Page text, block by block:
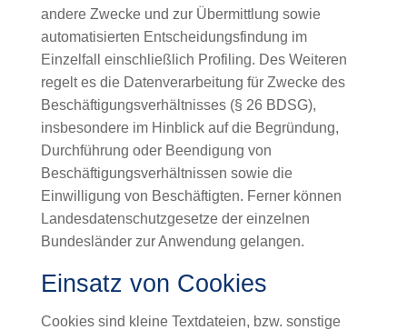
andere Zwecke und zur Übermittlung sowie
automatisierten Entscheidungsfindung im
Einzelfall einschließlich Profiling. Des Weiteren
regelt es die Datenverarbeitung für Zwecke des
Beschäftigungsverhältnisses (§ 26 BDSG),
insbesondere im Hinblick auf die Begründung,
Durchführung oder Beendigung von
Beschäftigungsverhältnissen sowie die
Einwilligung von Beschäftigten. Ferner können
Landesdatenschutzgesetze der einzelnen
Bundesländer zur Anwendung gelangen.
Einsatz von Cookies
Cookies sind kleine Textdateien, bzw. sonstige